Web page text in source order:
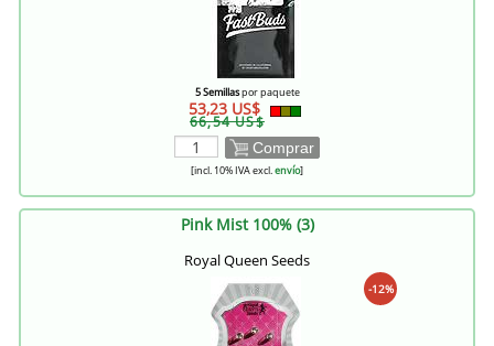
5 Semillaspor paquete
53,23 US$
66,54 US$
Comprar
[incl. 10% IVA excl.envío]
Pink Mist 100% (3)
Royal Queen Seeds
-12%